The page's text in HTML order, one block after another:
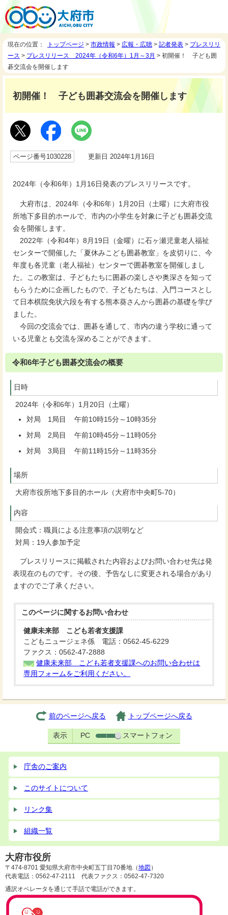
現在の位置： トップページ > 市政情報 > 広報・広聴 > 記者発表 > プレスリリ
ース > プレスリリース 2024年（令和6年）1月～3月 > 初開催！ 子ども囲
碁交流会を開催します
初開催！ 子ども囲碁交流会を開催します
ページ番号1030228 更新日 2024年1月16日
2024年（令和6年）1月16日発表のプレスリリースです。
大府市は、2024年（令和6年）1月20日（土曜）に大府市役
所地下多目的ホールで、市内の小学生を対象に子ども囲碁交流
会を開催します。
2022年（令和4年）8月19日（金曜）に石ヶ瀬児童老人福祉
センターで開催した「夏休みこども囲碁教室」を皮切りに、今
年度も各児童（老人福祉）センターで囲碁教室を開催しまし
た。この教室は、子どもたちに囲碁の楽しさや奥深さを知って
もらうために企画したもので、子どもたちは、入門コースとし
て日本棋院免状六段を有する熊本葵さんから囲碁の基礎を学び
ました。
今回の交流会では、囲碁を通して、市内の違う学校に通って
いる児童とも交流を深めることができます。
令和6年子ども囲碁交流会の概要
日時
2024年（令和6年）1月20日（土曜）
対局 1局目 午前10時15分～10時35分
対局 2局目 午前10時45分～11時05分
対局 3局目 午前11時15分～11時35分
場所
大府市役所地下多目的ホール（大府市中央町5-70）
内容
開会式：職員による注意事項の説明など
対局：19人参加予定
プレスリリースに掲載された内容およびお問い合わせ先は発
表現在のものです。その後、予告なしに変更される場合があり
ますのでご了承ください。
このページに関するお問い合わせ
健康未来部 こども若者支援課
こどもニュージェネ係 電話：0562-45-6229
ファクス：0562-47-2888
健康未来部 こども若者支援課へのお問い合わせは
専用フォームをご利用ください。
前のページへ戻る トップページへ戻る
表示 PC スマートフォン
庁舎のご案内
このサイトについて
リンク集
組織一覧
大府市役所
〒474-8701 愛知県大府市中央町五丁目70番地（地図 ）
代表電話：0562-47-2111 代表ファクス：0562-47-7320
通訳オペレータを通じて手話で電話ができます。